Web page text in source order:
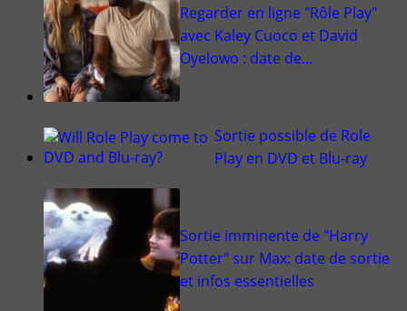
Regarder en ligne "Rôle Play"
avec Kaley Cuoco et David
Oyelowo : date de…
Sortie possible de Role
Play en DVD et Blu-ray
Sortie imminente de "Harry
Potter" sur Max: date de sortie
et infos essentielles